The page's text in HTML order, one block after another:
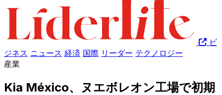
ビ
ジネス ニュース 経済 国際 リーダー テクノロジー
産業
Kia México、ヌエボレオン工場で初期